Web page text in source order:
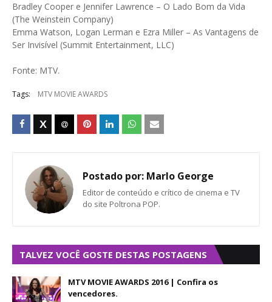
Bradley Cooper e Jennifer Lawrence – O Lado Bom da Vida
(The Weinstein Company)
Emma Watson, Logan Lerman e Ezra Miller – As Vantagens de
Ser Invisível (Summit Entertainment, LLC)
Fonte: MTV.
Tags: MTV MOVIE AWARDS
Postado por: Marlo George
Editor de conteúdo e crítico de cinema e TV
do site Poltrona POP.
TALVEZ VOCÊ GOSTE DESTAS POSTAGENS
MTV MOVIE AWARDS 2016 | Confira os
vencedores.